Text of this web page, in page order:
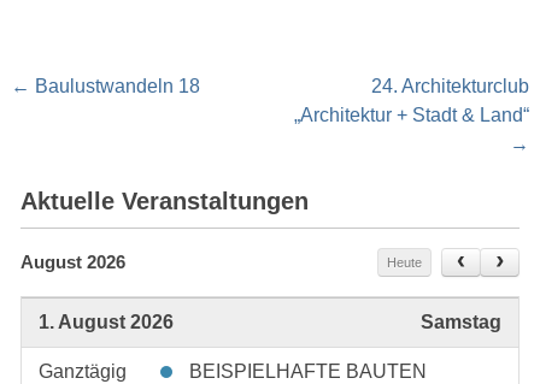
Post
← Baulustwandeln 18
24. Architekturclub
„Architektur + Stadt & Land“
→
Aktuelle Veranstaltungen
August 2026 Heute
1. August 2026 Samstag
Ganztägig
BEISPIELHAFTE BAUTEN